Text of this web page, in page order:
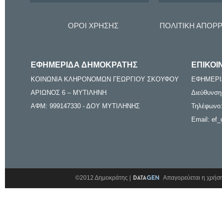
ΟΡΟΙ ΧΡΗΣΗΣ ΠΟΛΙΤΙΚΗ
ΕΦΗΜΕΡΙΔΑ ΔΗΜΟΚΡΑΤΗΣ
ΚΟΙΝΩΝΙΑ ΚΛΗΡΟΝΟΜΩΝ ΓΕΩΡΓΙΟΥ ΣΚΟΥΦΟΥ
ΑΡΙΩΝΟΣ 6 – ΜΥΤΙΛΗΝΗ
ΑΦΜ: 999147330 - ΔΟΥ ΜΥΤΙΛΗΝΗΣ
Email:
©2012 Δημοκράτης | Απαγορεύεται η